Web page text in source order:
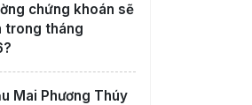
chứng khoán sẽ
trong tháng
Mai Phương Thúy